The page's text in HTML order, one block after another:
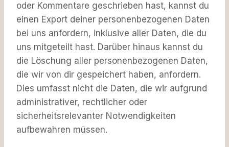
oder Kommentare geschrieben hast, kannst du
einen Export deiner personenbezogenen Daten
bei uns anfordern, inklusive aller Daten, die du
uns mitgeteilt hast. Darüber hinaus kannst du
die Löschung aller personenbezogenen Daten,
die wir von dir gespeichert haben, anfordern.
Dies umfasst nicht die Daten, die wir aufgrund
administrativer, rechtlicher oder
sicherheitsrelevanter Notwendigkeiten
aufbewahren müssen.